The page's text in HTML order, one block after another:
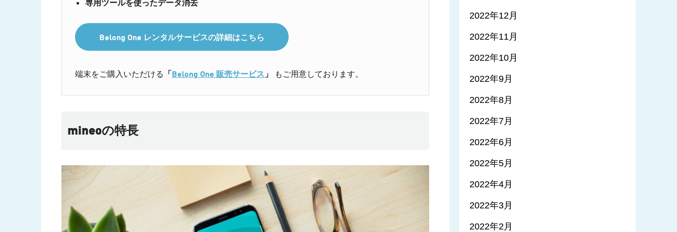
専用ツールを使ったデータ消去
Belong One レンタルサービスの詳細はこちら
端末をご購入いただける 「Belong One 販売サービス 」 もご用意しております。
mineoの特長
2022年12月
2022年11月
2022年10月
2022年9月
2022年8月
2022年7月
2022年6月
2022年5月
2022年4月
2022年3月
2022年2月